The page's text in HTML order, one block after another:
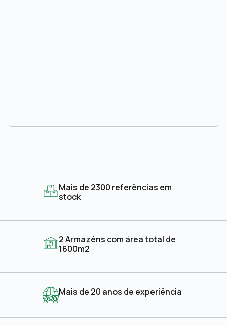
Mais de 2300 referências em
stock
2 Armazéns com área total de
1600m2
Mais de 20 anos de experiência